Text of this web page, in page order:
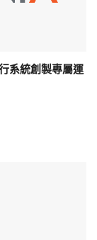
系統創製專屬運